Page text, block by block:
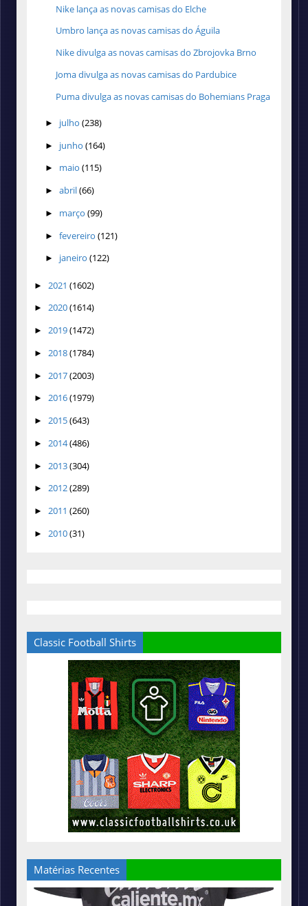
Nike lança as novas camisas do Elche
Umbro lança as novas camisas do Águila
Nike divulga as novas camisas do Zbrojovka Brno
Joma divulga as novas camisas do Pardubice
Puma divulga as novas camisas do Bohemians Praga
► julho (238)
► junho (164)
► maio (115)
► abril(66)
► março (99)
► fevereiro (121)
► janeiro (122)
► 2021 (1602)
► 2020(1614)
► 2019(1472)
► 2018(1784)
► 2017(2003)
► 2016(1979)
► 2015(643)
► 2014(486)
► 2013(304)
► 2012(289)
► 2011 (260)
► 2010(31)
Classic Football Shirts
Matérias Recentes